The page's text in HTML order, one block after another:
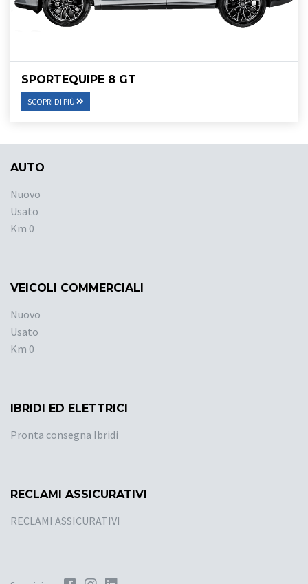
SPORTEQUIPE 8 GT
SCOPRI DI PIÙ
AUTO
Nuovo
Usato
Km 0
VEICOLI COMMERCIALI
Nuovo
Usato
Km 0
IBRIDI ED ELETTRICI
Pronta consegna Ibridi
RECLAMI ASSICURATIVI
RECLAMI ASSICURATIVI